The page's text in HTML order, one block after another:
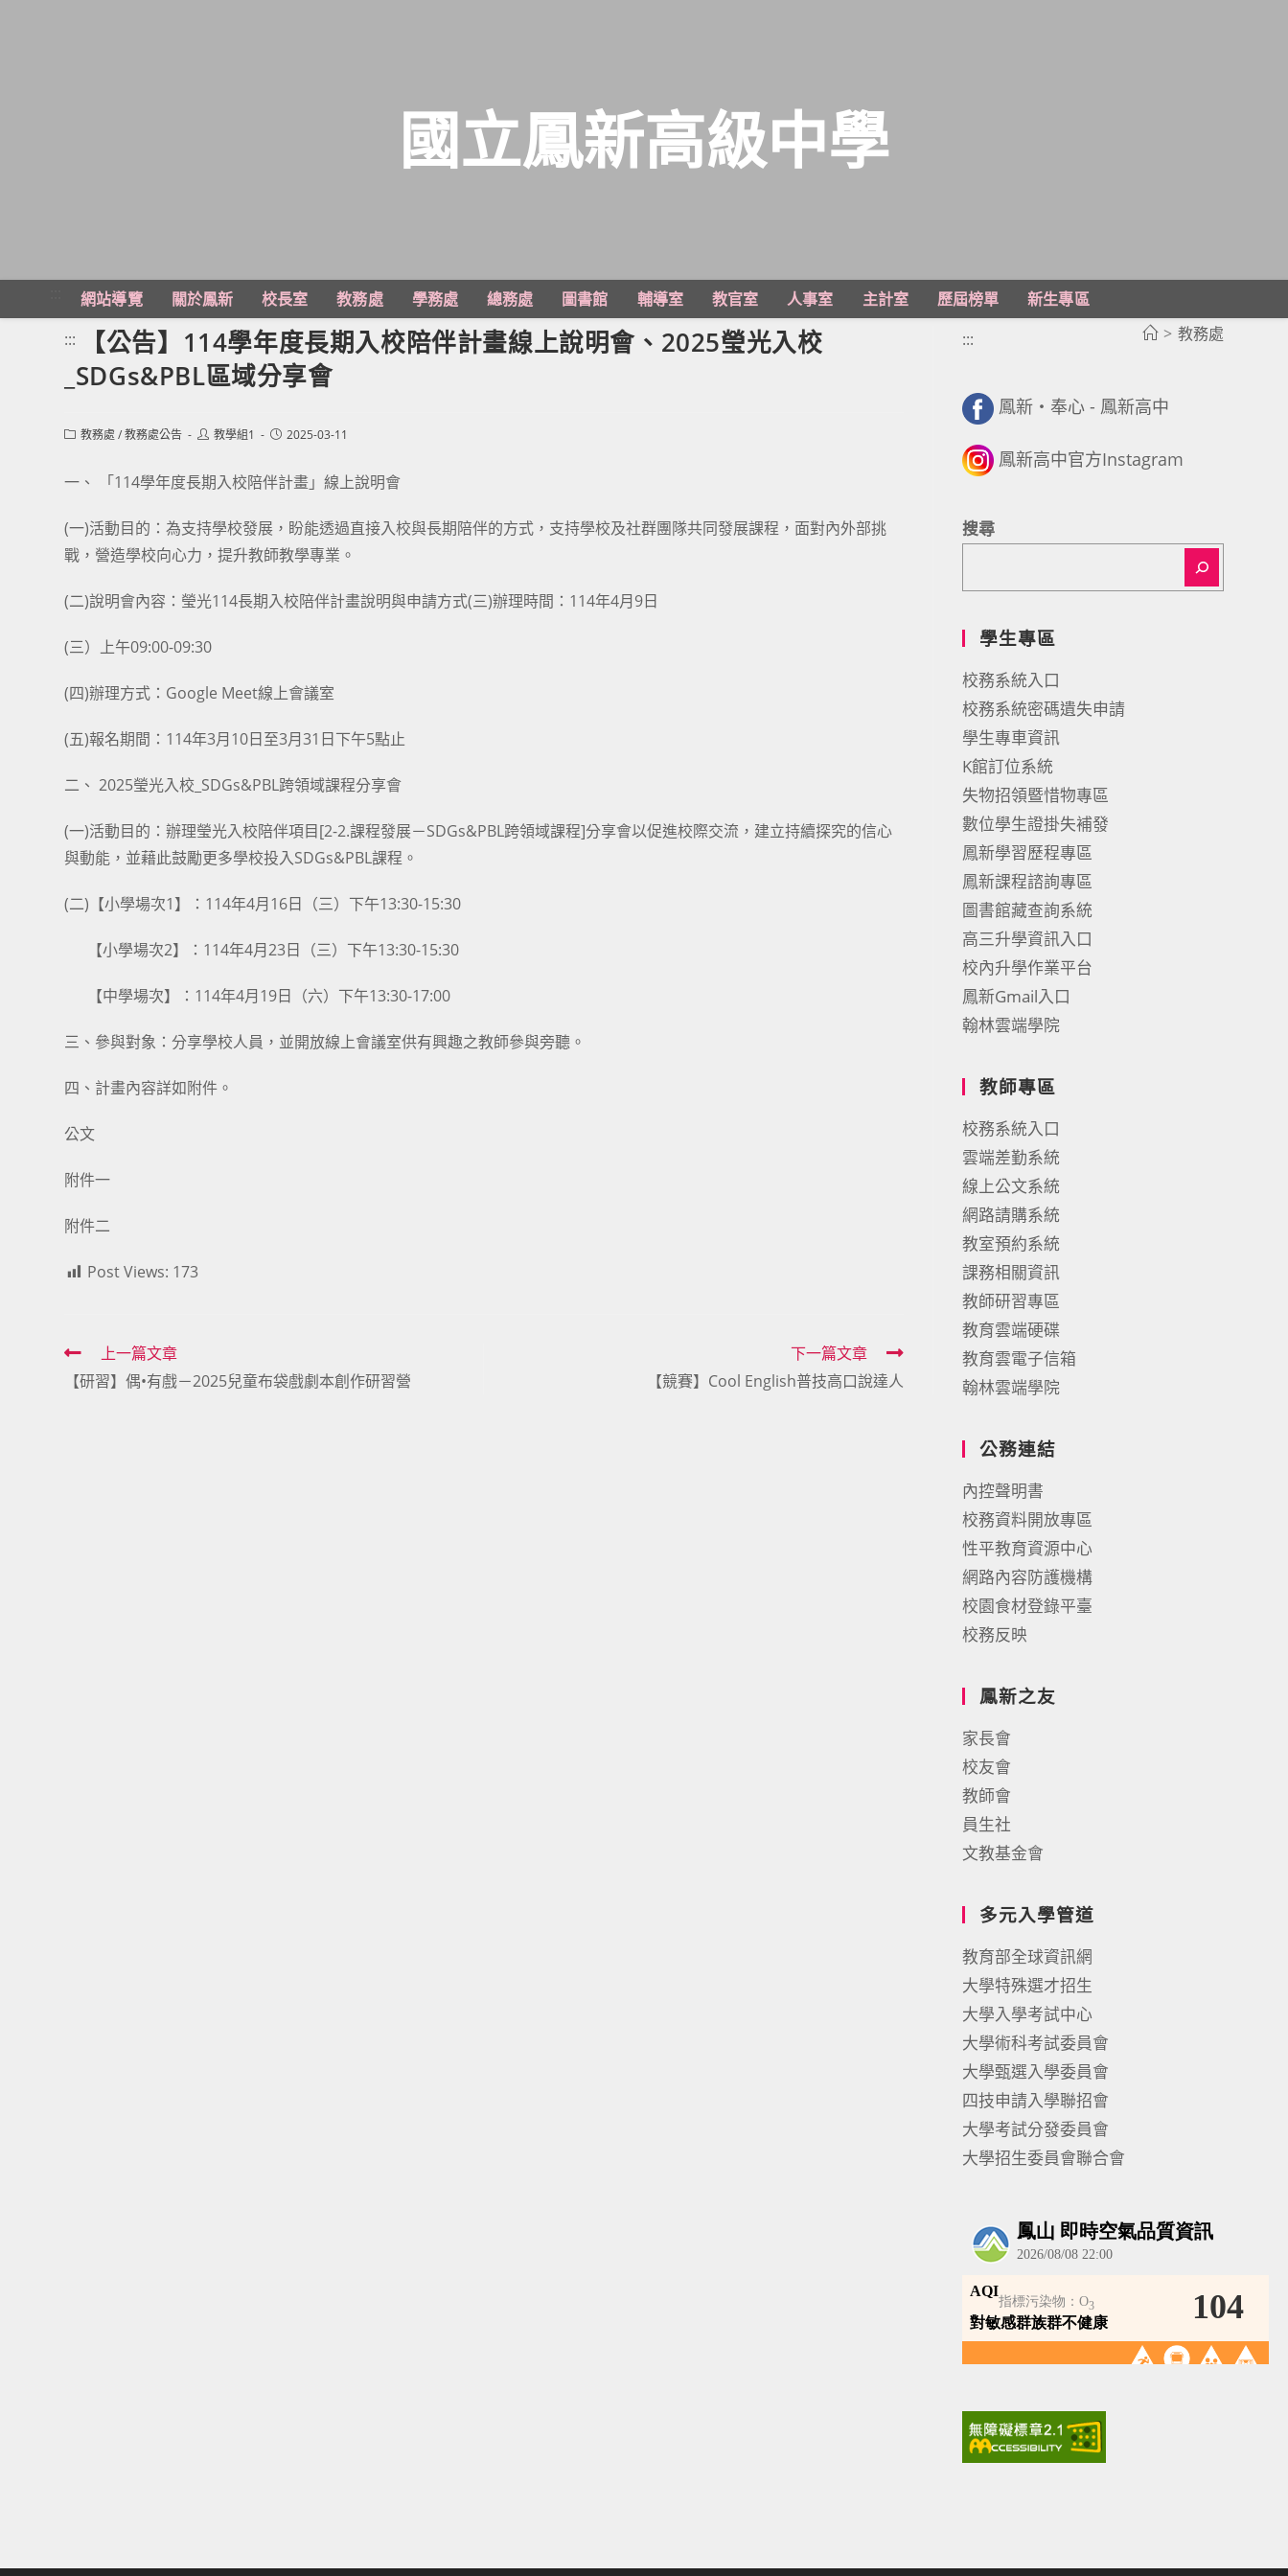
主
國立鳳新高級中學
網站導覽 關於鳳新 校長室 教務處 學務處 總務處 圖書館 輔導室 教官室 人事室 主計室 歷屆榜單
新生專區
> 教務處
:::
【公告】114學年度長期入校陪伴計畫線上說明會、2025瑩光入校
_SDGs&PBL區域分享會
Post教務處 /教務處公告
Post教學組1
Post2025-03-11
一、 「114學年度長期入校陪伴計畫」線上說明會
(一)活動目的：為支持學校發展，盼能透過直接入校與長期陪伴的方式，支持學校及社群團隊共同發展課程，面對內外部挑
戰，營造學校向心力，提升教師教學專業。
(二)說明會內容：瑩光114長期入校陪伴計畫說明與申請方式(三)辦理時間：114年4月9日
(三）上午09:00-09:30
(四)辦理方式：Google Meet線上會議室
(五)報名期間：114年3月10日至3月31日下午5點止
二、 2025瑩光入校_SDGs&PBL跨領域課程分享會
(一)活動目的：辦理瑩光入校陪伴項目[2-2.課程發展－SDGs&PBL跨領域課程]分享會以促進校際交流，建立持續探究的信心
與動能，並藉此鼓勵更多學校投入SDGs&PBL課程。
(二)【小學場次1】：114年4月16日（三）下午13:30-15:30
【小學場次2】：114年4月23日（三）下午13:30-15:30
【中學場次】：114年4月19日（六）下午13:30-17:00
三、參與對象：分享學校人員，並開放線上會議室供有興趣之教師參與旁聽。
四、計畫內容詳如附件。
公文
附件一
附件二
Post Views: 173
Read
more
上一篇文章
【研習】偶•有戲－2025兒童布袋戲劇本創作研習營
下一篇文章
【競賽】Cool English普技高口說達人
:::
鳳新・奉心 - 鳳新高中
鳳新高中官方Instagram
搜尋
學生專區
校務系統入口
校務系統密碼遺失申請
學生專車資訊
K館訂位系統
失物招領暨惜物專區
數位學生證掛失補發
鳳新學習歷程專區
鳳新課程諮詢專區
圖書館藏查詢系統
高三升學資訊入口
校內升學作業平台
鳳新Gmail入口
翰林雲端學院
教師專區
校務系統入口
雲端差勤系統
線上公文系統
網路請購系統
教室預約系統
課務相關資訊
教師研習專區
教育雲端硬碟
教育雲電子信箱
翰林雲端學院
公務連結
內控聲明書
校務資料開放專區
性平教育資源中心
網路內容防護機構
校園食材登錄平臺
校務反映
鳳新之友
家長會
校友會
教師會
員生社
文教基金會
多元入學管道
教育部全球資訊網
大學特殊選才招生
大學入學考試中心
大學術科考試委員會
大學甄選入學委員會
四技申請入學聯招會
大學考試分發委員會
大學招生委員會聯合會